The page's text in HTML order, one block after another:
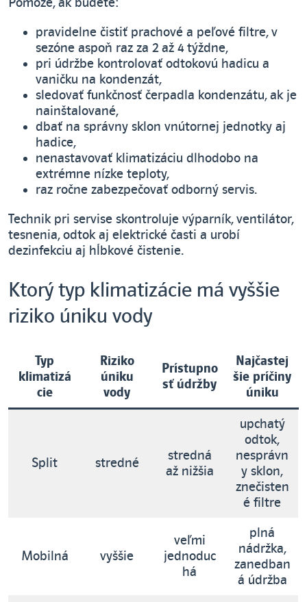
pravidelne čistiť prachové a peľové filtre, v
sezóne aspoň raz za 2 až 4 týždne,
pri údržbe kontrolovať odtokovú hadicu a
vaničku na kondenzát,
sledovať funkčnosť čerpadla kondenzátu, ak je
nainštalované,
dbať na správny sklon vnútornej jednotky aj
hadice,
nenastavovať klimatizáciu dlhodobo na
extrémne nízke teploty,
raz ročne zabezpečovať odborný servis.
Technik pri servise skontroluje výparník, ventilátor,
tesnenia, odtok aj elektrické časti a urobí
dezinfekciu aj hĺbkové čistenie.
Ktorý typ klimatizácie má vyššie
riziko úniku vody
Typ
klimatizá
cie
Riziko
úniku
vody
Prístupno
sť údržby
Najčastej
šie príčiny
úniku
Split stredné
stredná
až nižšia
upchatý
odtok,
nesprávn
y sklon,
znečisten
é filtre
Mobilná vyššie
veľmi
jednoduc
há
plná
nádržka,
zanedban
á údržba